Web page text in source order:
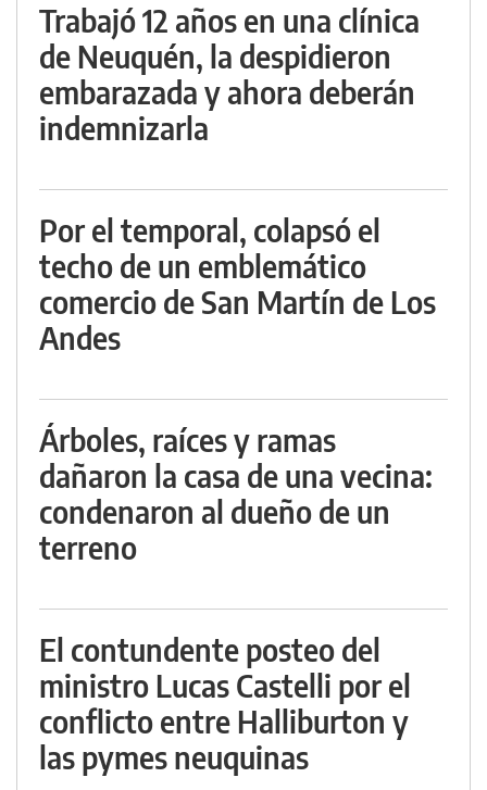
Trabajó 12 años en una clínica
de Neuquén, la despidieron
embarazada y ahora deberán
indemnizarla
Por el temporal, colapsó el
techo de un emblemático
comercio de San Martín de Los
Andes
Árboles, raíces y ramas
dañaron la casa de una vecina:
condenaron al dueño de un
terreno
El contundente posteo del
ministro Lucas Castelli por el
conflicto entre Halliburton y
las pymes neuquinas